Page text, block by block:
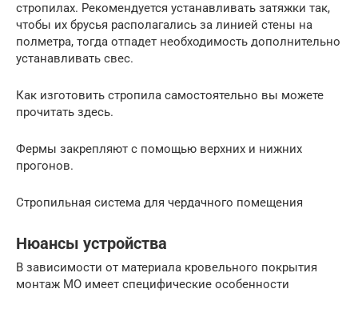
стропилах. Рекомендуется устанавливать затяжки так,
чтобы их брусья располагались за линией стены на
полметра, тогда отпадет необходимость дополнительно
устанавливать свес.
Как изготовить стропила самостоятельно вы можете
прочитать здесь.
Фермы закрепляют с помощью верхних и нижних
прогонов.
Стропильная система для чердачного помещения
Нюансы устройства
В зависимости от материала кровельного покрытия
монтаж МО имеет специфические особенности